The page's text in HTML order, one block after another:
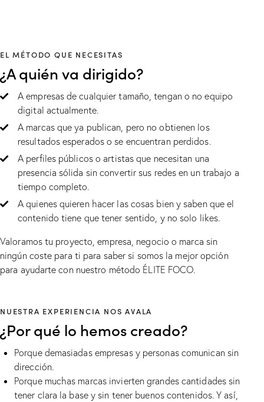
EL MÉTODO QUE NECESITAS
¿A quién va dirigido?
A empresas de cualquier tamaño, tengan o no equipo
digital actualmente.
A marcas que ya publican, pero no obtienen los
resultados esperados o se encuentran perdidos.
A perfiles públicos o artistas que necesitan una
presencia sólida sin convertir sus redes en un trabajo a
tiempo completo.
A quienes quieren hacer las cosas bien y saben que el
contenido tiene que tener sentido, y no solo likes.
Valoramos tu proyecto, empresa, negocio o marca sin
ningún coste para ti para saber si somos la mejor opción
para ayudarte con nuestro método ÉLITE FOCO.
NUESTRA EXPERIENCIA NOS AVALA
¿Por qué lo hemos creado?
Porque demasiadas empresas y personas comunican sin
dirección.
Porque muchas marcas invierten grandes cantidades sin
tener clara la base y sin tener buenos contenidos. Y así,